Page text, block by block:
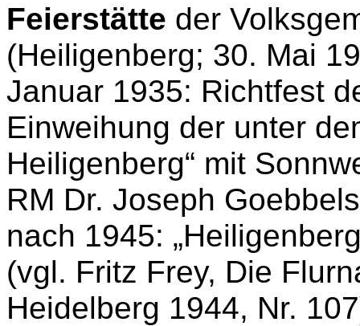
Feierstätte der
(Heiligenberg; 30. Mai
Januar 1935: Richtfest
Einweihung der unter
Heiligenberg“ mit
RM Dr. Joseph
nach 1945:
(vgl. Fritz Frey, Die
Heidelberg 1944, Nr.